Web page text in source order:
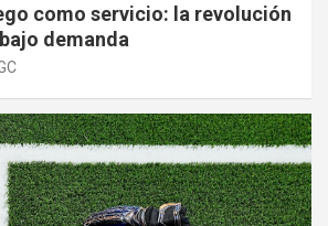
como servicio: la revolución
demanda